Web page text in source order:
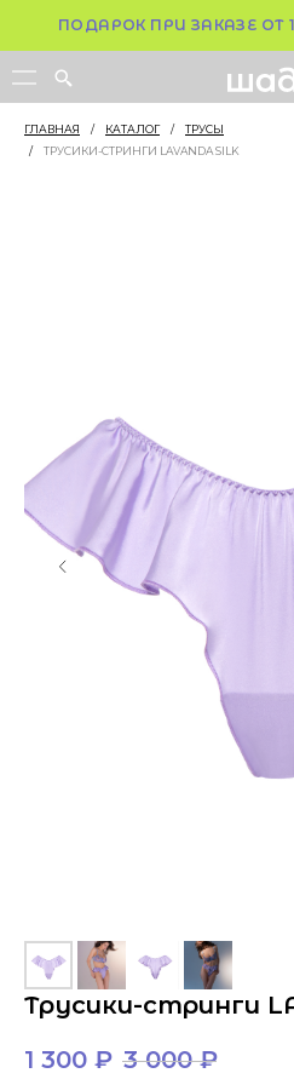
ПОДАРОК ПРИ ЗАКАЗЕ ОТ
ГЛАВНАЯ КАТАЛОГ
/ /
ТРУСЫ
ТРУСИКИ-CТРИНГИ LAVANDA SILK
/
Трусики-cтринги
1 300 ₽ 3 000 ₽